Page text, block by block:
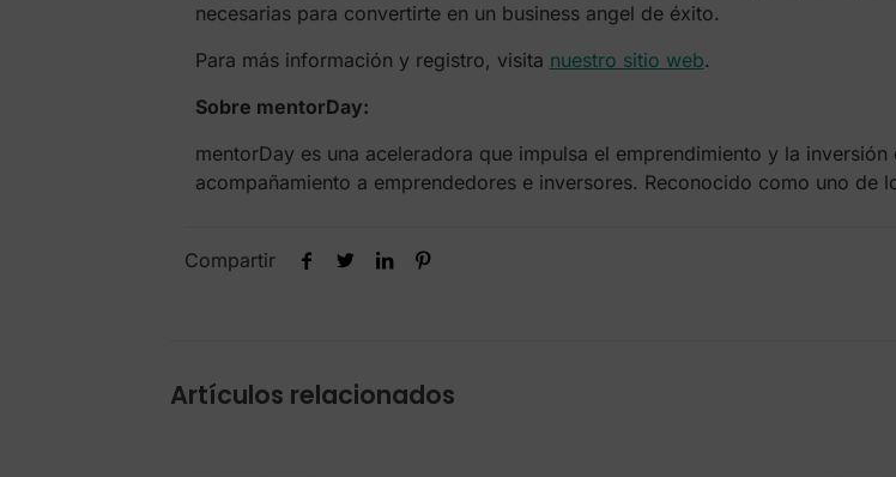
necesarias para convertirte en un business angel de éxito.
Para más información y registro, visita nuestro sitio web.
Sobre mentorDay:
mentorDay es una aceleradora que impulsa el emprendimiento y la
acompañamiento a emprendedores e inversores. Reconocido como uno de
Compartir
Artículos relacionados